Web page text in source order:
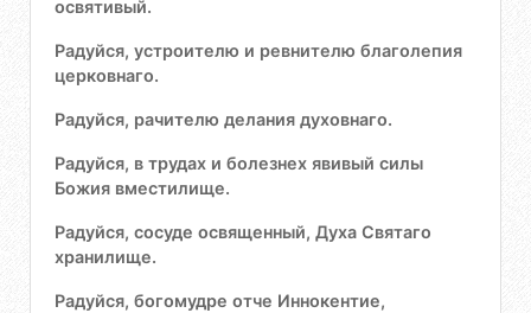
освятивый.
Радуйся, устроителю и ревнителю благолепия
церковнаго.
Радуйся, рачителю делания духовнаго.
Радуйся, в трудах и болезнех явивый силы
Божия вместилище.
Радуйся, сосуде освященный, Духа Святаго
хранилище.
Радуйся, богомудре отче Иннокентие,